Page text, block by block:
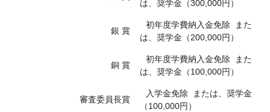
は、奨学金（300,000円）
銀 賞
初年度学費納入金免除 また
は、奨学金（200,000円）
銅 賞
初年度学費納入金免除 また
は、奨学金（100,000円）
審査委員長賞
入学金免除 または、奨学金
（100,000円）